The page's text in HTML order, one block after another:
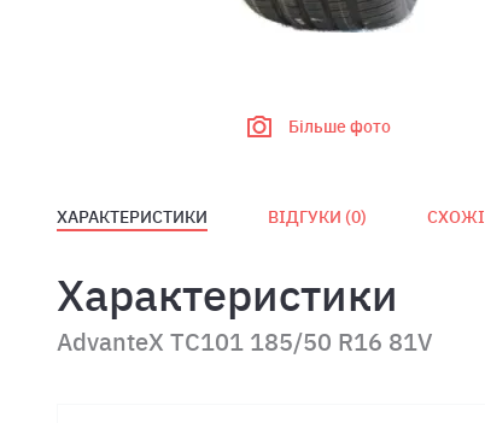
Більше фото
ХАРАКТЕРИСТИКИ ВІДГУКИ (0) СХОЖІ
Характеристики
AdvanteX TC101 185/50 R16 81V